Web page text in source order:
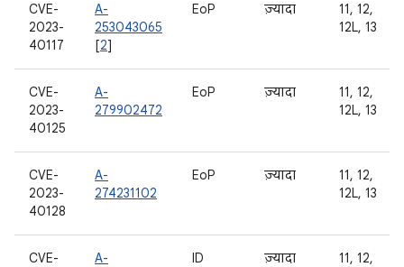
CVE-
2023-
40117
A-
253043065
[2]
EoP ज़्यादा
11, 12,
12L, 13
CVE-
2023-
40125
A-
279902472
EoP ज़्यादा
11, 12,
12L, 13
CVE-
2023-
40128
A-
274231102
EoP ज़्यादा
11, 12,
12L, 13
CVE-
A-
ID ज़्यादा
11, 12,